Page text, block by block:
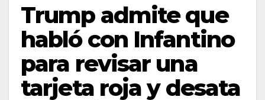
Trump admite que
habló con Infantino
para revisar una
tarjeta roja y desata